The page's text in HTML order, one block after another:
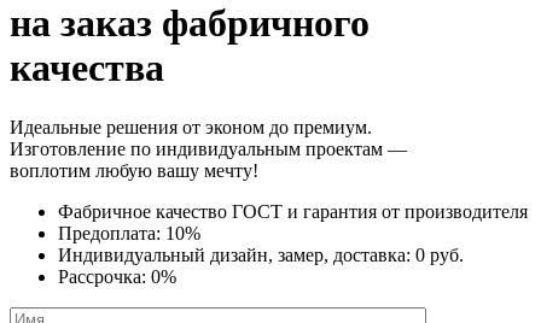
на заказ фабричного
качества
Идеальные решения от эконом до премиум.
Изготовление по индивидуальным проектам —
воплотим любую вашу мечту!
Фабричное качество ГОСТ и гарантия от производителя
Предоплата: 10%
Индивидуальный дизайн, замер, доставка: 0 руб.
Рассрочка: 0%